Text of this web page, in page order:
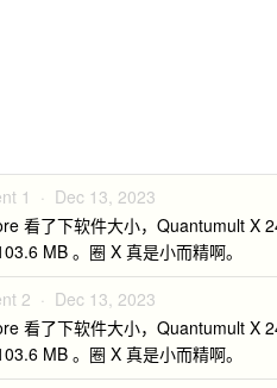
1 · Dec 13, 2023
看了下软件大小，Quantumult X
MB 。圈 X 真是小而精啊。
2 · Dec 13, 2023
看了下软件大小，Quantumult X
MB 。圈 X 真是小而精啊。